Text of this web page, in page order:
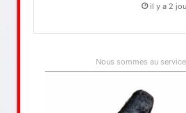
il y a 2
Nous sommes au